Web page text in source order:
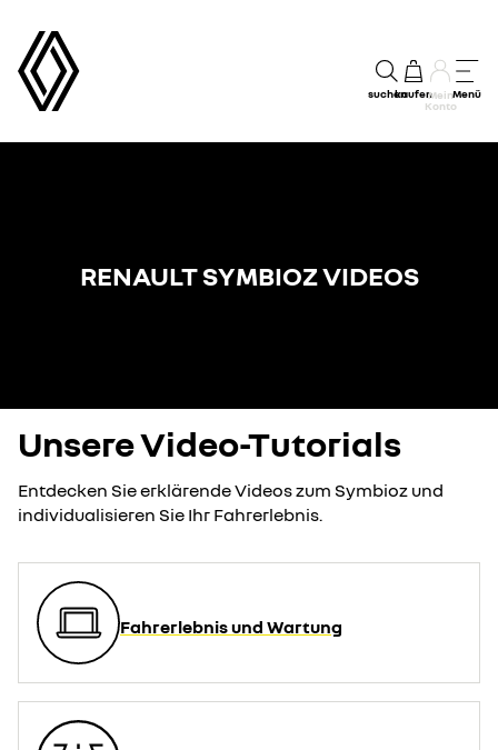
suchenkaufenMein
Konto
Menü
RENAULT SYMBIOZ VIDEOS
Unsere Video-Tutorials
Entdecken Sie erklärende Videos zum Symbioz und
individualisieren Sie Ihr Fahrerlebnis.
Fahrerlebnis und Wartung